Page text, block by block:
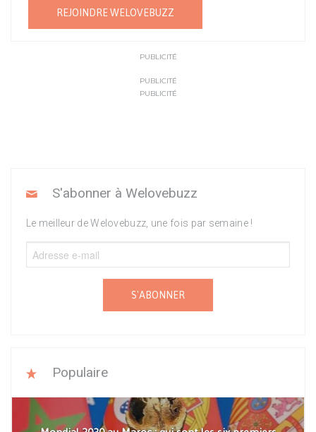
REJOINDRE WELOVEBUZZ
PUBLICITÉ
PUBLICITÉ
PUBLICITÉ
S'abonner à Welovebuzz
Le meilleur de Welovebuzz, une fois par semaine !
S'ABONNER
Populaire